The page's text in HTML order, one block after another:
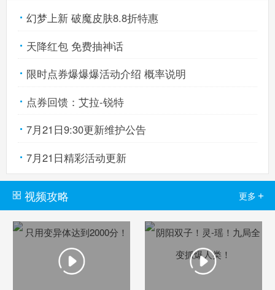
火线精英手机版
幻梦上新 破魔皮肤8.8折特惠
天降红包 免费抽神话
限时点券爆爆爆活动介绍 概率说明
点券回馈：艾拉-锐特
7月21日9:30更新维护公告
7月21日精彩活动更新
视频攻略 更多 +